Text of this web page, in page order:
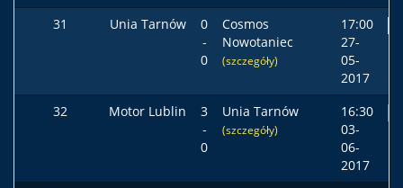
31 Unia Tarnów
0
-
0
Cosmos
Nowotaniec
(szczegóły)
17:00
27-
05-
2017
32 Motor Lublin
3
-
0
Unia Tarnów
(szczegóły)
16:30
03-
06-
2017